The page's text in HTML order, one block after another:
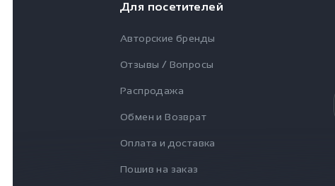
Для посетителей
Авторские бренды
Отзывы / Вопросы
Распродажа
Обмен и Возврат
Оплата и доставка
Пошив на заказ